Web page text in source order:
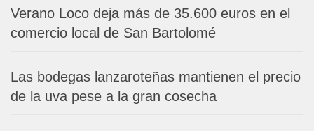
Verano Loco deja más de 35.600 euros en el
comercio local de San Bartolomé
Las bodegas lanzaroteñas mantienen el precio
de la uva pese a la gran cosecha